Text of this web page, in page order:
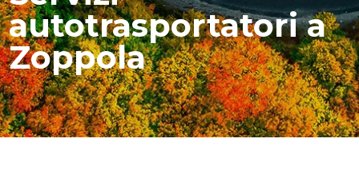
autotrasportatori a
Zoppola